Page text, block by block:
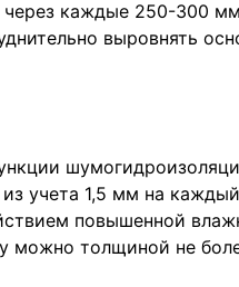
каждые 250-300
выровнять
учета 1,5 мм на
повышенной
можно толщиной не